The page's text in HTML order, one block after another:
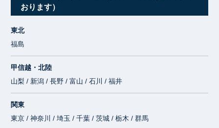
おります）
東北
福島
甲信越・北陸
山梨 / 新潟 / 長野 / 富山 / 石川 / 福井
関東
東京 / 神奈川 / 埼玉 / 千葉 / 茨城 / 栃木 / 群馬